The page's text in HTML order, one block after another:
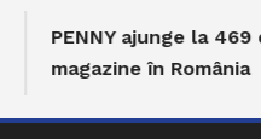
PENNY ajunge la 469
magazine în România